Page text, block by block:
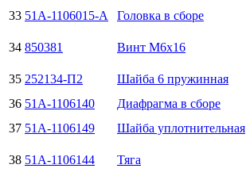
33 51А-1106015-А Головка в сборе
34 850381 Винт М6х16
35 252134-П2 Шайба 6 пружинная
36 51А-1106140 Диафрагма в сборе
37 51А-1106149 Шайба уплотнительная
38 51А-1106144 Тяга